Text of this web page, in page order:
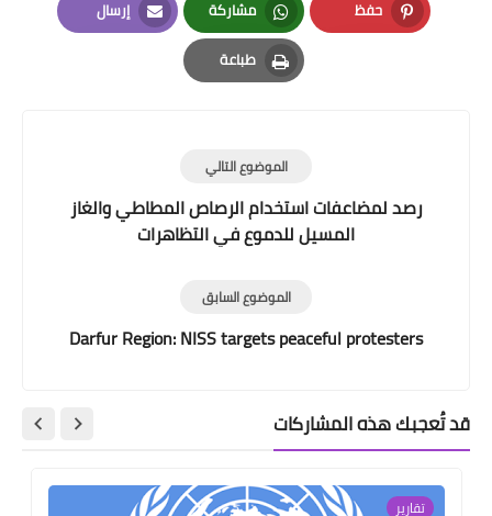
حفظ
Pinterest
مشاركة
Whatsapp
إرسال
Email
طباعة
Print
الموضوع التالي
رصد لمضاعفات استخدام الرصاص المطاطي والغاز
المسيل للدموع في التظاهرات
الموضوع السابق
Darfur Region: NISS targets peaceful protesters
قد تُعجبك هذه المشاركات
تقارير